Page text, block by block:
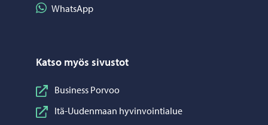
Jaa WhatsApp
WhatsApp
Katso myös sivustot
Business Porvoo
Itä-Uudenmaan hyvinvointialue